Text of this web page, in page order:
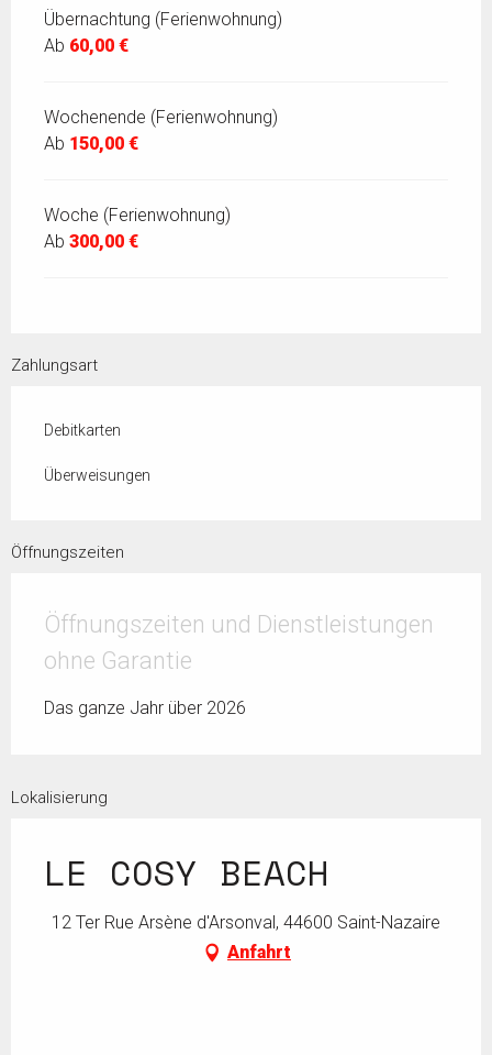
Übernachtung (Ferienwohnung)
Ab 60,00 €
Wochenende (Ferienwohnung)
Ab 150,00 €
Woche (Ferienwohnung)
Ab 300,00 €
Zahlungsart
Debitkarten
Überweisungen
Öffnungszeiten
Öffnungszeiten und Dienstleistungen
ohne Garantie
Das ganze Jahr über 2026
Lokalisierung
LE COSY BEACH
12 Ter Rue Arsène d'Arsonval, 44600 Saint-Nazaire
Anfahrt